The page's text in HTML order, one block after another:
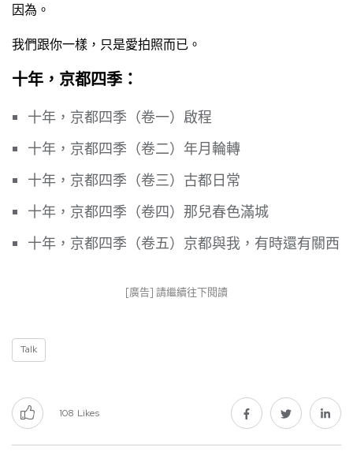
因為。
我們跟你一樣，只是愛拍照而已。
十年，京都四季：
十年，京都四季（卷一）啟程
十年，京都四季（卷二）年月輪轉
十年，京都四季（卷三）古都日常
十年，京都四季（卷四）那兒春色滿城
十年，京都四季（卷五）京都與我，有時還有關西
[廣告] 請繼續往下閱讀
Talk
108 Likes